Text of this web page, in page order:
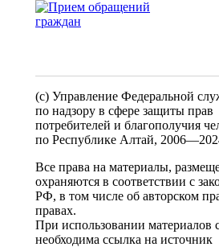
(c) Управление Федеральной
по надзору в сфере защиты прав
потребителей и благополучия
по Республике Алтай,
Все права на материалы,
охраняются в соответствии с
РФ, в том числе об авторском
правах.
При использовании материалов
необходима ссылка на источник